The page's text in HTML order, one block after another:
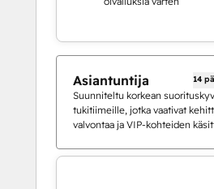
Asiantuntija 14
Suunniteltu korkean
tukitiimeille, jotka vaativat
valvontaa ja VIP-kohteiden